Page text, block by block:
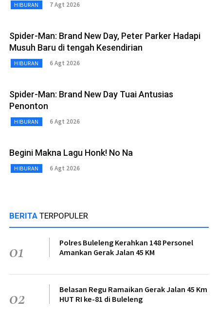
HIBURAN 7 Agt 2026
Spider-Man: Brand New Day, Peter Parker Hadapi
Musuh Baru di tengah Kesendirian
HIBURAN 6 Agt 2026
Spider-Man: Brand New Day Tuai Antusias
Penonton
HIBURAN 6 Agt 2026
Begini Makna Lagu Honk! No Na
HIBURAN 6 Agt 2026
BERITA TERPOPULER
01
Polres Buleleng Kerahkan 148 Personel
Amankan Gerak Jalan 45 KM
02
Belasan Regu Ramaikan Gerak Jalan 45 Km
HUT RI ke-81 di Buleleng